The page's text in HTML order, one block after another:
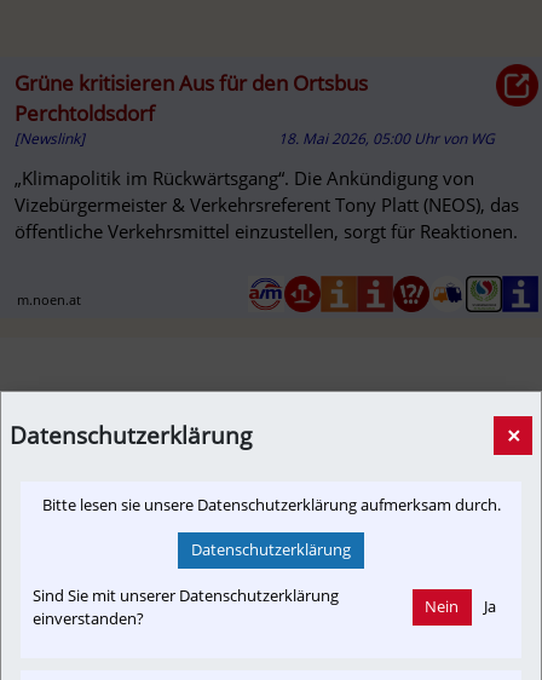
Grüne kritisieren Aus für den Ortsbus
Perchtoldsdorf
[Newslink] 18. Mai 2026, 05:00 Uhr von WG
„Klimapolitik im Rückwärtsgang“. Die Ankündigung von
Vizebürgermeister & Verkehrsreferent Tony Platt (NEOS), das
öffentliche Verkehrsmittel einzustellen, sorgt für Reaktionen.
m.noen.at
Newslink: Klicken Sie hier um auf den externen Artikel von
Datenschutzerklärung ×
Bitte lesen sie unsere Datenschutzerklärung aufmerksam durch.
Datenschutzerklärung
Sind Sie mit unserer Datenschutzerklärung
einverstanden?
Nein Ja